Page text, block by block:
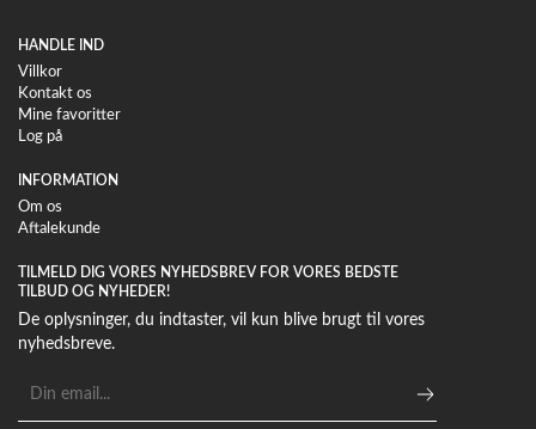
HANDLE IND
Villkor
Kontakt os
Mine favoritter
Log på
INFORMATION
Om os
Aftalekunde
TILMELD DIG VORES NYHEDSBREV FOR VORES BEDSTE
TILBUD OG NYHEDER!
De oplysninger, du indtaster, vil kun blive brugt til vores
nyhedsbreve.
mailadresse